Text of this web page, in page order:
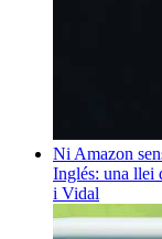
Ni Amazon
Inglés: una llei
i Vidal